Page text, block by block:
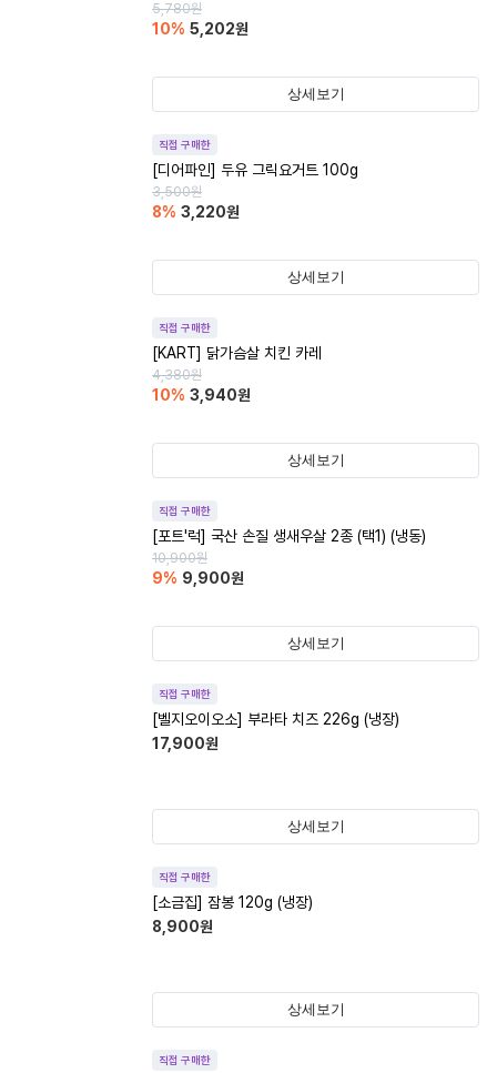
5,780원
10% 5,202원
상세보기
직접 구매한
[디어파인] 두유 그릭요거트 100g
3,500원
8% 3,220원
상세보기
직접 구매한
[KART] 닭가슴살 치킨 카레
4,380원
10% 3,940원
상세보기
직접 구매한
[포트'럭] 국산 손질 생새우살 2종 (택1) (냉동)
10,900원
9% 9,900원
상세보기
직접 구매한
[벨지오이오소] 부라타 치즈 226g (냉장)
17,900원
상세보기
직접 구매한
[소금집] 잠봉 120g (냉장)
8,900원
상세보기
직접 구매한